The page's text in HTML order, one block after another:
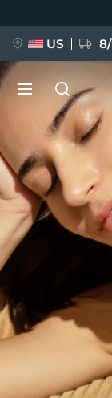
US
新品
FAQ™ Pure
BREAKING
issa™ Teeth
语言
English
Français
Türkçe
发货国家